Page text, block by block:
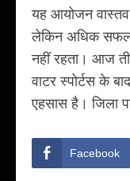
यह आयोजन वास्तव
लेकिन अधिक
नहीं रहता। आज
वाटर स्पोर्टस के
एहसास है। जिला
Facebook